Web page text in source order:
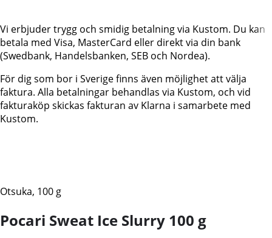
Vi erbjuder trygg och smidig betalning via Kustom. Du kan
betala med Visa, MasterCard eller direkt via din bank
(Swedbank, Handelsbanken, SEB och Nordea).
För dig som bor i Sverige finns även möjlighet att välja
faktura. Alla betalningar behandlas via Kustom, och vid
fakturaköp skickas fakturan av Klarna i samarbete med
Kustom.
Otsuka, 100 g
Pocari Sweat Ice Slurry 100 g